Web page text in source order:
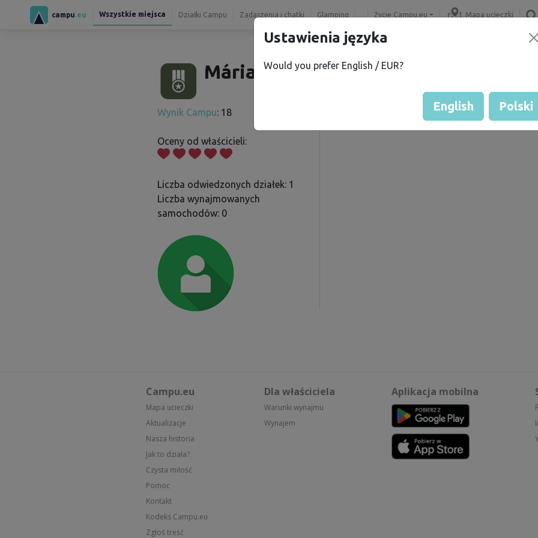
campu .eu Wszystkie miejsca Działki Campu Zadaszenia i chatki Glamping Życie Campu.eu Mapa ucieczki
Mária S.
Wynik Campu: 18
Oceny od właścicieli:
Liczba odwiedzonych działek: 1
Liczba wynajmowanych
samochodów: 0
Campu.eu
Mapa ucieczki
Aktualizacje
Nasza historia
Jak to działa?
Czysta miłość
Pomoc
Kontakt
Kodeks Campu.eu
Zgłoś treść
Dla właściciela
Warunki wynajmu
Wynajem
Aplikacja mobilna
Ustawienia języka
Would you prefer English / EUR?
English Polski